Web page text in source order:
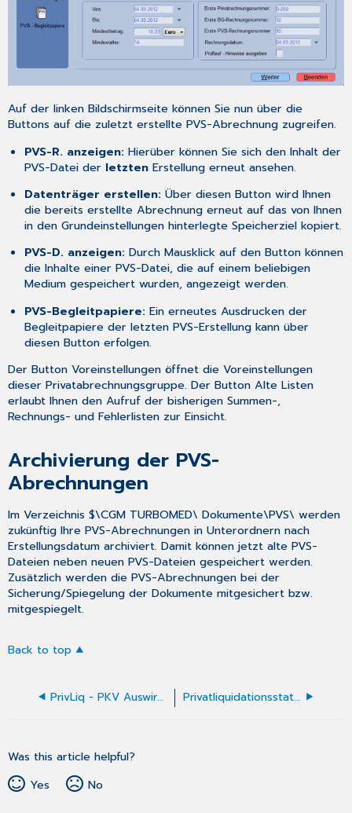
Auf der linken Bildschirmseite können Sie nun über die
Buttons auf die zuletzt erstellte PVS-Abrechnung zugreifen.
PVS-R. anzeigen:Hierüber können Sie sich den Inhalt der
PVS-Datei der letztenErstellung erneut ansehen.
Datenträger erstellen:Über diesen Button wird Ihnen
die bereits erstellte Abrechnung erneut auf das von Ihnen
in den Grundeinstellungen hinterlegte Speicherziel kopiert.
PVS-D. anzeigen:Durch Mausklick auf den Button können
die Inhalte einer PVS-Datei, die auf einem beliebigen
Medium gespeichert wurden, angezeigt werden.
PVS-Begleitpapiere:Ein erneutes Ausdrucken der
Begleitpapiere der letzten PVS-Erstellung kann über
diesen Button erfolgen.
Der ButtonVoreinstellungen öffnet die Voreinstellungen
dieser Privatabrechnungsgruppe. Der ButtonAlte Listen
erlaubt Ihnen den Aufruf der bisherigen Summen-,
Rechnungs- und Fehlerlisten zur Einsicht.
Archivierung der PVS-
Abrechnungen
Im Verzeichnis $\CGM TURBOMED\ Dokumente\PVS\ werden
zukünftig Ihre PVS-Abrechnungen in Unterordnern nach
Erstellungsdatum archiviert. Damit können jetzt alte PVS-
Dateien neben neuen PVS-Dateien gespeichert werden.
Zusätzlich werden die PVS-Abrechnungen bei der
Sicherung/Spiegelung der Dokumente mitgesichert bzw.
mitgespiegelt.
Back to top
PrivLiq - PKV Auswirkungen - Gesundheitsreform Privatliquidationsstatistiken
Was this article helpful?
Yes
No